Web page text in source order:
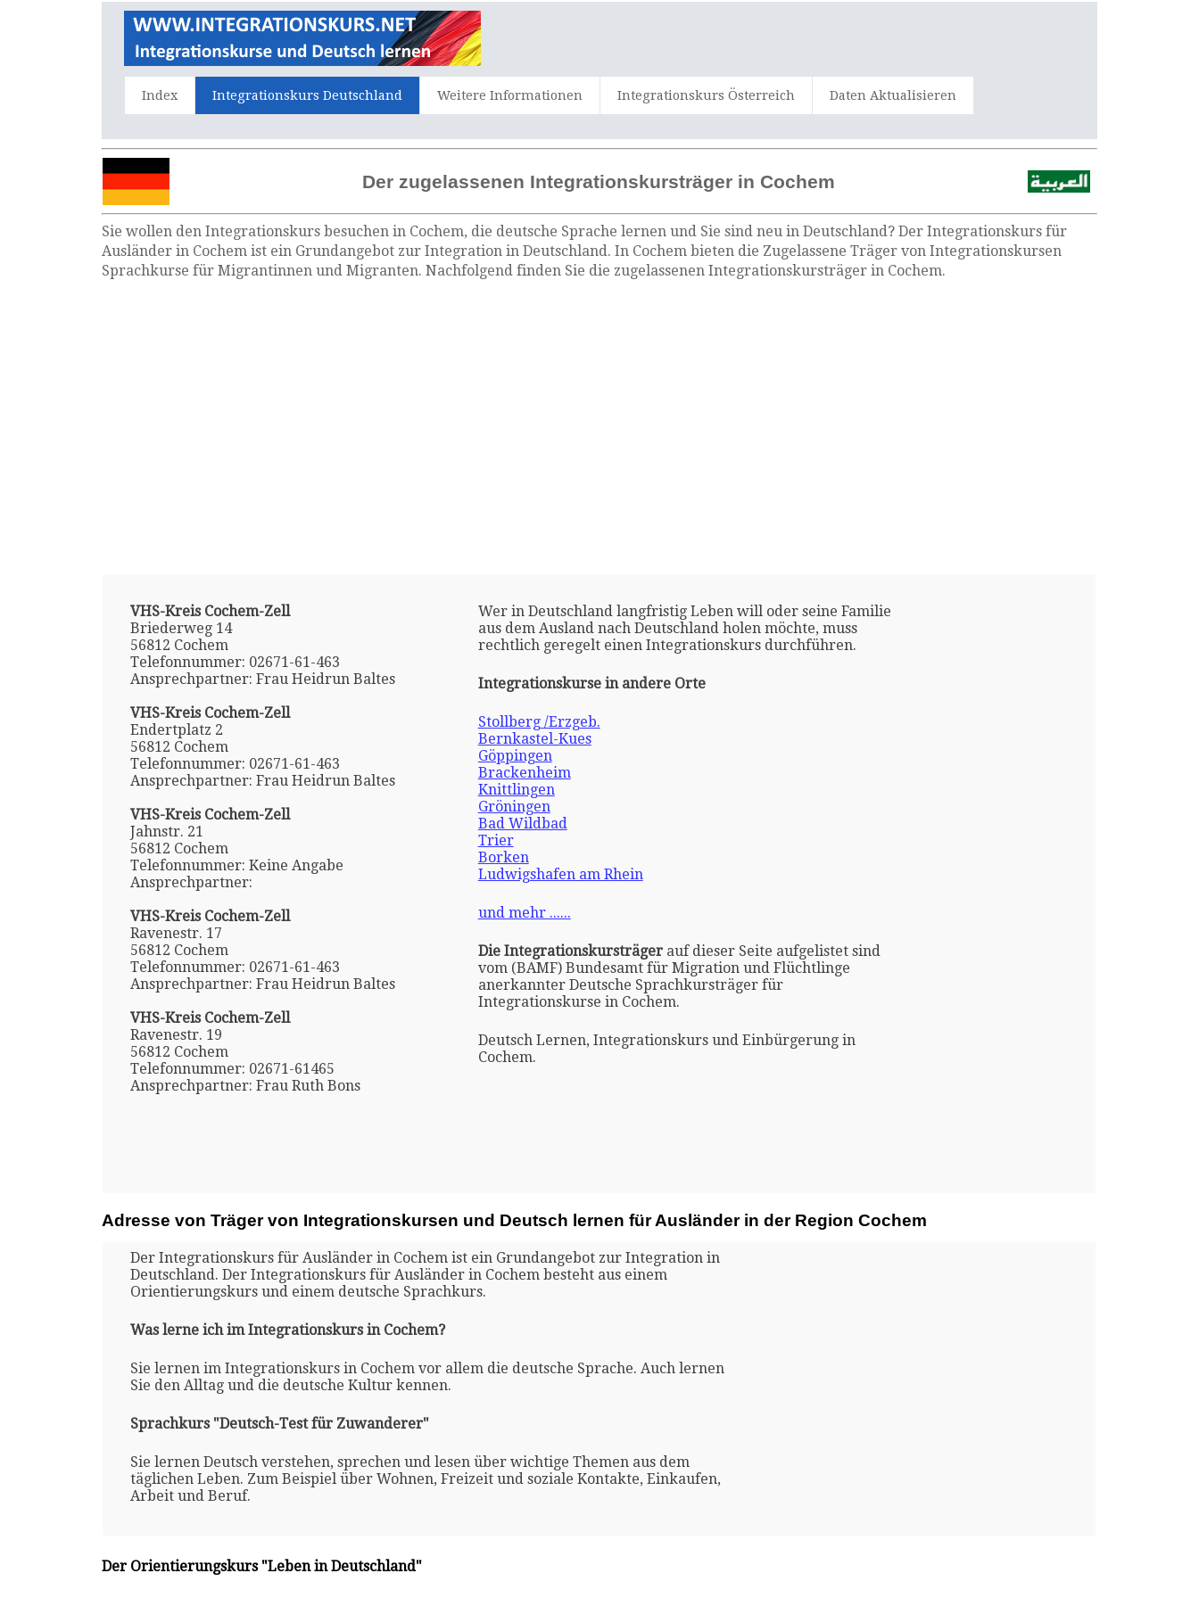
Index Integrationskurs Deutschland Weitere Informationen Integrationskurs Österreich Daten Aktualisieren
Der zugelassenen Integrationskursträger in Cochem
Sie wollen den Integrationskurs besuchen in Cochem, die deutsche Sprache lernen und Sie sind neu in Deutschland? Der Integrationskurs für
Ausländer in Cochem ist ein Grundangebot zur Integration in Deutschland. In Cochem bieten die Zugelassene Träger von Integrationskursen
Sprachkurse für Migrantinnen und Migranten. Nachfolgend finden Sie die zugelassenen Integrationskursträger in Cochem.
VHS-Kreis Cochem-Zell
Briederweg 14
56812 Cochem
Telefonnummer: 02671-61-463
Ansprechpartner: Frau Heidrun Baltes
VHS-Kreis Cochem-Zell
Endertplatz 2
56812 Cochem
Telefonnummer: 02671-61-463
Ansprechpartner: Frau Heidrun Baltes
VHS-Kreis Cochem-Zell
Jahnstr. 21
56812 Cochem
Telefonnummer: Keine Angabe
Ansprechpartner:
VHS-Kreis Cochem-Zell
Ravenestr. 17
56812 Cochem
Telefonnummer: 02671-61-463
Ansprechpartner: Frau Heidrun Baltes
VHS-Kreis Cochem-Zell
Ravenestr. 19
56812 Cochem
Telefonnummer: 02671-61465
Ansprechpartner: Frau Ruth Bons
Wer in Deutschland langfristig Leben will oder seine Familie
aus dem Ausland nach Deutschland holen möchte, muss
rechtlich geregelt einen Integrationskurs durchführen.
Integrationskurse in andere Orte
Stollberg /Erzgeb.
Bernkastel-Kues
Göppingen
Brackenheim
Knittlingen
Gröningen
Bad Wildbad
Trier
Borken
Ludwigshafen am Rhein
und mehr ......
Die Integrationskursträgerauf dieser Seite aufgelistet sind
vom (BAMF) Bundesamt für Migration und Flüchtlinge
anerkannter Deutsche Sprachkursträger für
Integrationskurse in Cochem.
Deutsch Lernen, Integrationskurs und Einbürgerung in
Cochem.
Adresse von Träger von Integrationskursen und Deutsch lernen für Ausländer in der Region Cochem
Der Integrationskurs für Ausländer in Cochem ist ein Grundangebot zur Integration in
Deutschland. Der Integrationskurs für Ausländer in Cochem besteht aus einem
Orientierungskurs und einem deutsche Sprachkurs.
Was lerne ich im Integrationskurs in Cochem?
Sie lernen im Integrationskurs in Cochem vor allem die deutsche Sprache. Auch lernen
Sie den Alltag und die deutsche Kultur kennen.
Sprachkurs "Deutsch-Test für Zuwanderer"
Sie lernen Deutsch verstehen, sprechen und lesen über wichtige Themen aus dem
täglichen Leben. Zum Beispiel über Wohnen, Freizeit und soziale Kontakte, Einkaufen,
Arbeit und Beruf.
Der Orientierungskurs "Leben in Deutschland"